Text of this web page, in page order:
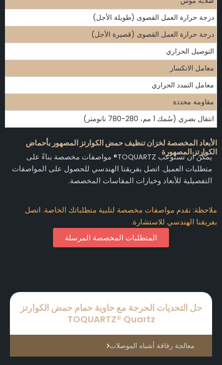
درجة حرارة العمل القصوى (طويلة الأجل)
درجة حرارة العمل القصوى (قصيرة الأجل)
التوصيل الحراري
معامل الانكسار
معامل التمدد الحراري
مقاومة محددة
انتقال بصري (سُمك 1 مم، 280-780 نانومتر)
الأبعاد المخصصة لخزان تنظيف حمض الكوارتز المصهور بأحماض
الكوارتز المصهورة
يمكن أن تستوعب TOQUARTZ® مواصفات مخصصة بناءً على
متطلبات العميل. اتصل بفريقنا الهندسي للحصول على المواصفات
التفصيلية للأبعاد وخيارات المقاسات المخصصة.
ملاحظة: نقدم مواصفات مخصصة لتلبية متطلباتك الخاصة. اتصل
بفريقنا الهندسي للاستشارة.
المتطلبات المخصصة المرسلة
حل التحديات الحرجة مع حاوية حمام حمض الكوارتز
TOQUARTZ® Quartz
معالجة رقاقة أشباه الموصلات